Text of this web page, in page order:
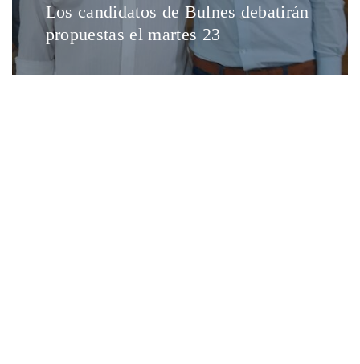
Los candidatos de Bulnes debatirán
propuestas el martes 23